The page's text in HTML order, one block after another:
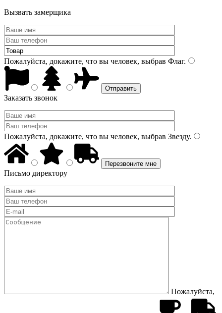
Вызвать замерщика
Пожалуйста, докажите, что вы человек, выбрав Флаг.
Заказать звонок
Пожалуйста, докажите, что вы человек, выбрав Звезду.
Письмо директору
Пожалуйста,